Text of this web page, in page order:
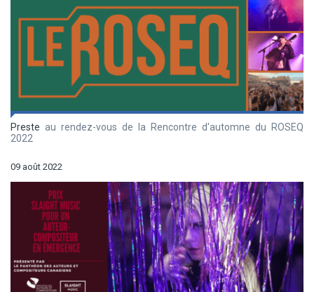
Preste au rendez-vous de la Rencontre d'automne du ROSEQ
2022
09 août 2022